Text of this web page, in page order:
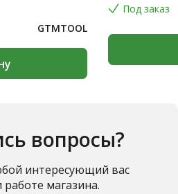
GTMTOOL
Под заказ
вопросы?
интересующий вас
магазина.